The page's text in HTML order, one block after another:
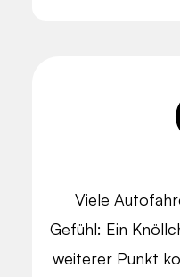
Viele
Gefühl: Ein
weiterer Punkt